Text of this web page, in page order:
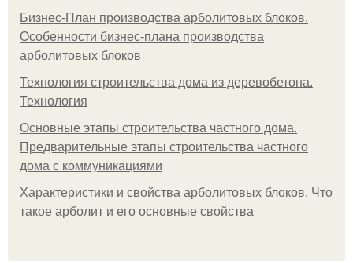
Бизнес-План производства арболитовых блоков.
Особенности бизнес-плана производства
арболитовых блоков
Технология строительства дома из деревобетона.
Технология
Основные этапы строительства частного дома.
Предварительные этапы строительства частного
дома с коммуникациями
Характеристики и свойства арболитовых блоков. Что
такое арболит и его основные свойства